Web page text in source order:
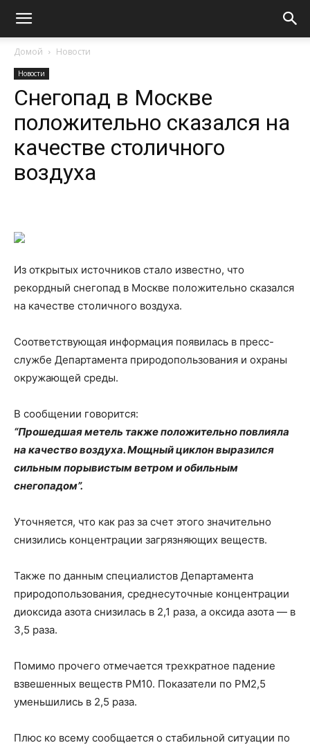
Домой Новости
Новости
Снегопад в Москве
положительно сказался на
качестве столичного
воздуха
Из открытых источников стало известно, что
рекордный снегопад в Москве положительно сказался
на качестве столичного воздуха.
Соответствующая информация появилась в пресс-
службе Департамента природопользования и охраны
окружающей среды.
В сообщении говорится:
“Прошедшая метель также положительно повлияла
на качество воздуха. Мощный циклон выразился
сильным порывистым ветром и обильным
снегопадом”.
Уточняется, что как раз за счет этого значительно
снизились концентрации загрязняющих веществ.
Также по данным специалистов Департамента
природопользования, среднесуточные концентрации
диоксида азота снизилась в 2,1 раза, а оксида азота — в
3,5 раза.
Помимо прочего отмечается трехкратное падение
взвешенных веществ PM10. Показатели по PM2,5
уменьшились в 2,5 раза.
Плюс ко всему сообщается о стабильной ситуации по